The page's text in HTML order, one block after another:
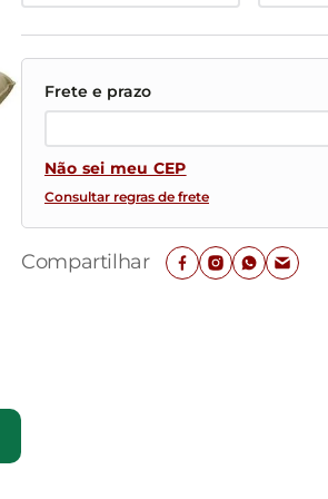
Não sei meu CEP
Consultar regras de frete
Compartilhar